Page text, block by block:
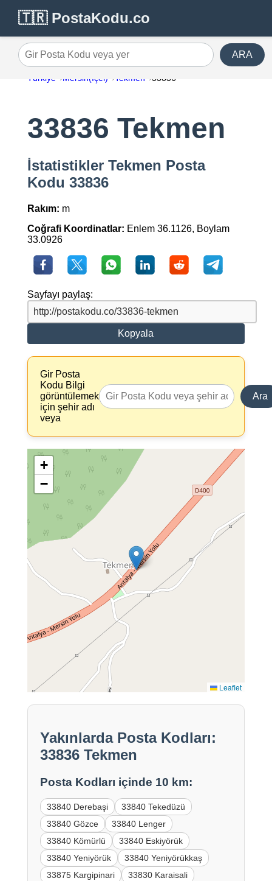
🇹🇷 PostaKodu.co
Gir Posta Kodu veya yer ARA
Türkiye Mersin(İçel) Tekmen 33836
33836 Tekmen
İstatistikler Tekmen Posta
Kodu 33836
Rakım: m
Coğrafi Koordinatlar: Enlem 36.1126, Boylam
33.0926
Sayfayı paylaş:
Kopyala
Gir Posta
Kodu Bilgi
görüntülemek
için şehir adı
veya
Ara
+
−
Leaflet
Yakınlarda Posta Kodları:
33836 Tekmen
Posta Kodları içinde 10 km:
33840 Derebaşi
33840 Tekedüzü
33840 Gözce
33840 Lenger
33840 Kömürlü
33840 Eskiyörük
33840 Yeniyörük
33840 Yeniyörükkaş
33875 Kargipinari
33830 Karaisali